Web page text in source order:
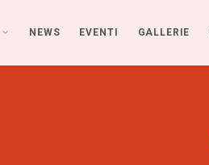
NEWS EVENTI GALLERIE